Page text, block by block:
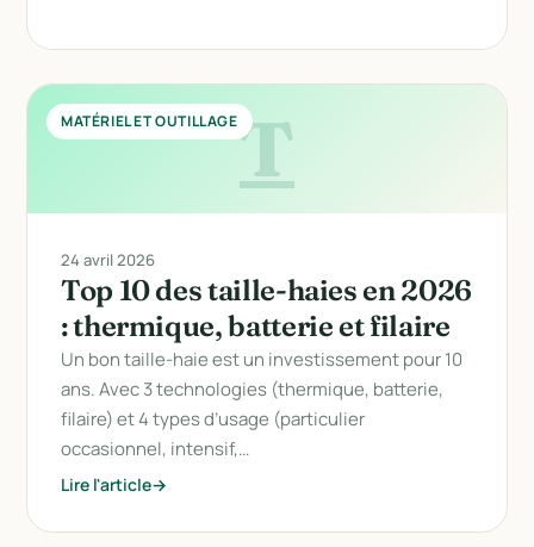
T
MATÉRIEL ET OUTILLAGE
24 avril 2026
Top 10 des taille-haies en 2026
: thermique, batterie et filaire
Un bon taille-haie est un investissement pour 10
ans. Avec 3 technologies (thermique, batterie,
filaire) et 4 types d’usage (particulier
occasionnel, intensif,…
Lire l'article